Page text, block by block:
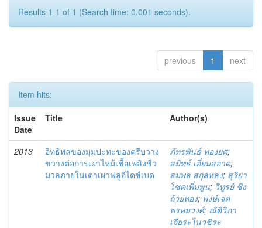
Results 1-1 of 1 (Search time: 0.001 seconds).
previous 1 next
Item hits:
Issue
Date
Title Author(s)
2013
อิทธิพลของมุมปะทะของครีบวาง
ขวางต่อการเผาไหม้เชื้อเพลิงชีว
มวลภายในเตาเผาฟลูอิไดซ์เบด
ภัทรพันธ์ ทองยศ;
สมิทธ์ เอี่ยมสอาด;
สมพล สกุลหลง; สุริยา
โชคเพิ่มพูน; วิทูรย์ ชิง
ถ้วยทอง; พงษ์เจต
พรหมวงศ์; ณัติวิภา
เจียระไนวชิระ